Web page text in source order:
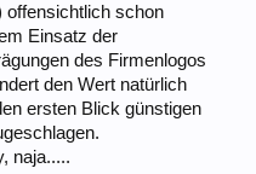
offensichtlich schon
Einsatz der
des Firmenlogos
den Wert natürlich
ersten Blick günstigen
naja.....